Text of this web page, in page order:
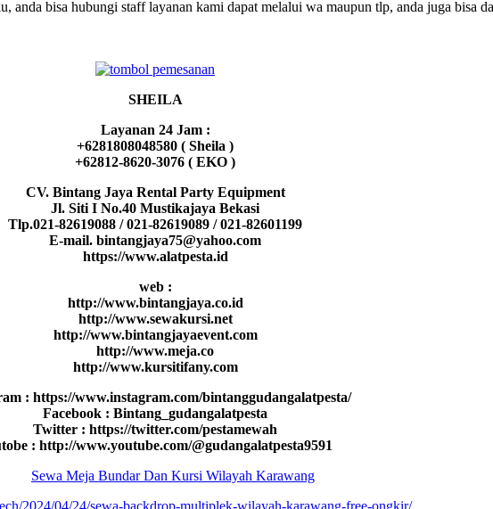
anda bisa hubungi staff layanan kami dapat melalui wa maupun tlp, anda juga bisa
SHEILA
Layanan 24 Jam :
+6281808048580 ( Sheila )
+62812-8620-3076 ( EKO )
CV. Bintang Jaya Rental Party Equipment
Jl. Siti I No.40 Mustikajaya Bekasi
Tlp.021-82619088 / 021-82619089 / 021-82601199
E-mail. bintangjaya75@yahoo.com
https://www.alatpesta.id
web :
http://www.bintangjaya.co.id
http://www.sewakursi.net
http://www.bintangjayaevent.com
http://www.meja.co
http://www.kursitifany.com
: https://www.instagram.com/bintanggudangalatpesta/
Facebook : Bintang_gudangalatpesta
Twitter : https://twitter.com/pestamewah
: http://www.youtube.com/@gudangalatpesta9591
Sewa Meja Bundar Dan Kursi Wilayah Karawang